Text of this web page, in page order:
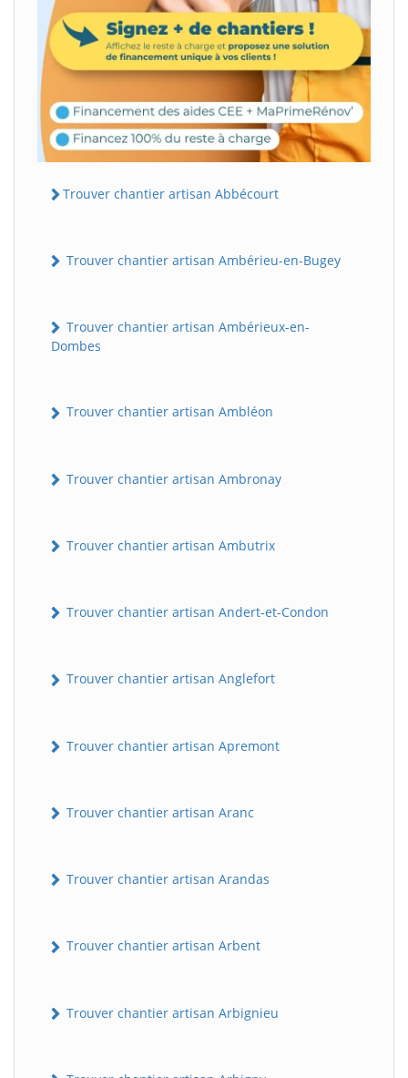
Trouver chantier artisan Abbécourt
Trouver chantier artisan Ambérieu-en-Bugey
Trouver chantier artisan Ambérieux-en-
Dombes
Trouver chantier artisan Ambléon
Trouver chantier artisan Ambronay
Trouver chantier artisan Ambutrix
Trouver chantier artisan Andert-et-Condon
Trouver chantier artisan Anglefort
Trouver chantier artisan Apremont
Trouver chantier artisan Aranc
Trouver chantier artisan Arandas
Trouver chantier artisan Arbent
Trouver chantier artisan Arbignieu